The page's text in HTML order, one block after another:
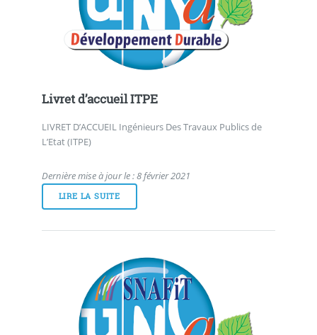
Livret d’accueil ITPE
LIVRET D’ACCUEIL Ingénieurs Des Travaux Publics de
L’Etat (ITPE)
Dernière mise à jour le : 8 février 2021
LIRE LA SUITE